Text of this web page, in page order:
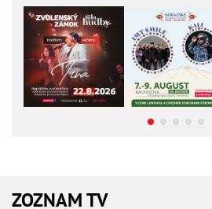
ZOZNAM TV